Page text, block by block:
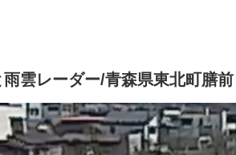
雲レーダー/青森県東北町膳前